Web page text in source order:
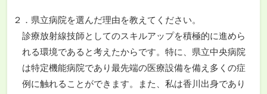
２．県立病院を選んだ理由を教えてください。
診療放射線技師としてのスキルアップを積極的に進めら
れる環境であると考えたからです。特に、県立中央病院
は特定機能病院であり最先端の医療設備を備え多くの症
例に触れることができます。また、私は香川出身であり